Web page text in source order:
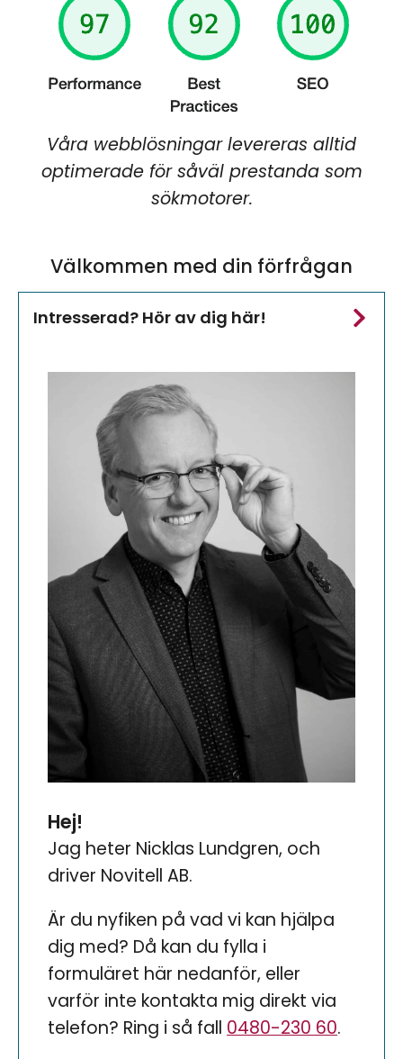
Våra webblösningar levereras alltid
optimerade för såväl prestanda som
sökmotorer.
Välkommen med din förfrågan
Intresserad? Hör av dig här!
Hej!
Jag heter Nicklas Lundgren, och
driver Novitell AB.
Är du nyfiken på vad vi kan hjälpa
dig med? Då kan du fylla i
formuläret här nedanför, eller
varför inte kontakta mig direkt via
telefon? Ring i så fall 0480-230 60.